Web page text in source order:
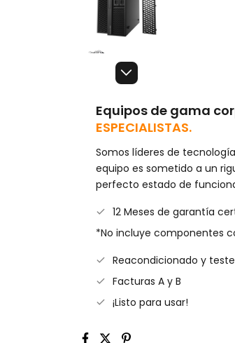
Equipos de gama
ESPECIALISTAS.
Somos líderes de
equipo es sometido a un
perfecto estado de
12 Meses de garantía
*No incluye componentes
Reacondicionado y
Facturas A y B
¡Listo para usar!